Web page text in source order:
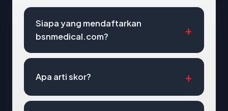
Siapa yang mendaftarkan
bsnmedical.com?
Apa arti skor?